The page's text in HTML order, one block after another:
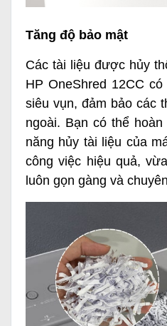
Tăng độ bảo mật
Các tài liệu được hủy
HP OneShred 12CC
siêu vụn, đảm bảo các
ngoài. Bạn có thể
năng hủy tài liệu của
công việc hiệu quả,
luôn gọn gàng và